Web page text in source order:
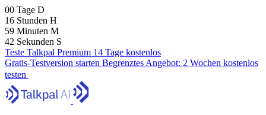
00 Tage D
16 Stunden H
59 Minuten M
40 Sekunden S
Teste Talkpal Premium 14 Tage kostenlos
Gratis-Testversion starten Begrenztes Angebot: 2 Wochen kostenlos
testen